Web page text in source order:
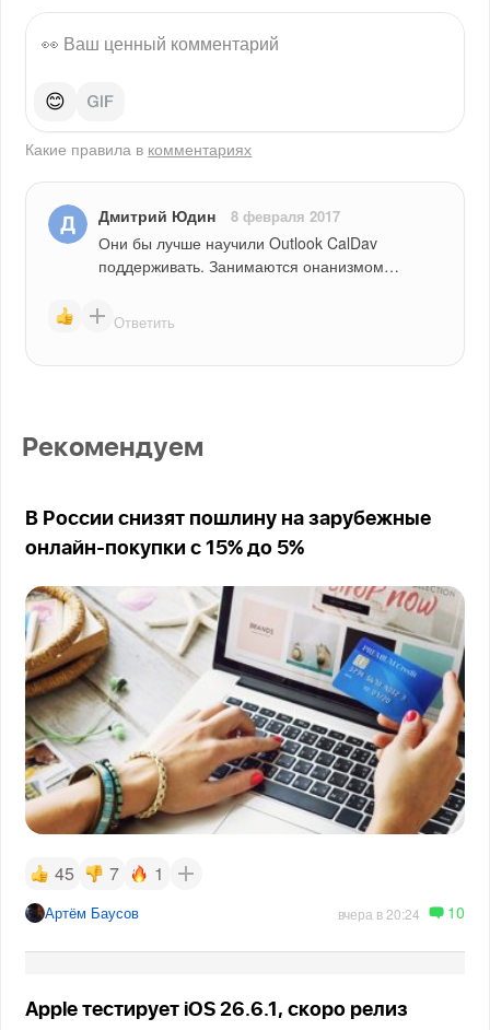
😊
Какие правила в комментариях
Дмитрий Юдин 8 февраля 2017
Они бы лучше научили Outlook CalDav
поддерживать. Занимаются онанизмом…
Ответить
Рекомендуем
В России снизят пошлину на зарубежные
онлайн-покупки с 15% до 5%
45 7 1
Артём Баусов вчера в 20:24 10
Apple тестирует iOS 26.6.1, скоро релиз